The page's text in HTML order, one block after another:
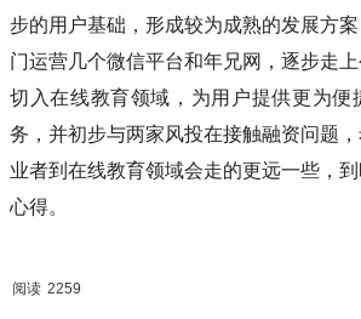
步的用户基础，形成较为成熟的发展方
门运营几个微信平台和年兄网，逐步走上
切入在线教育领域，为用户提供更为便
务，并初步与两家风投在接触融资问题
业者到在线教育领域会走的更远一些，
心得。
阅读 2259